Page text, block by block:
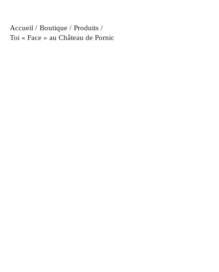
Accueil Boutique
Produits
Toi « Face » au Château de Pornic